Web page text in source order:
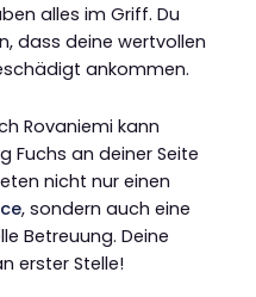
alles im Griff. Du
dass deine wertvollen
ankommen.
Rovaniemi kann
Fuchs an deiner Seite
nicht nur einen
, sondern auch eine
Betreuung. Deine
erster Stelle!